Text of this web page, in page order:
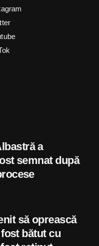
a
semnat după
să oprească
bătut cu